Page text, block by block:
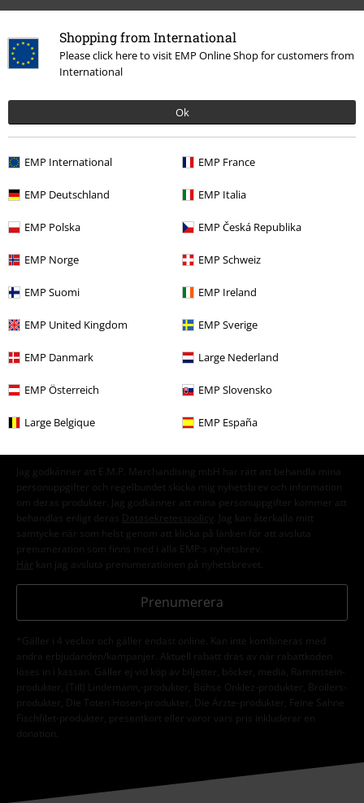
Shopping from International
Please click here to visit EMP Online Shop for customers from
International
Ok
EMP International EMP France
EMP Deutschland EMP Italia
EMP Polska EMP Česká Republika
EMP Norge EMP Schweiz
EMP Suomi EMP Ireland
EMP United Kingdom EMP Sverige
EMP Danmark Large Nederland
EMP Österreich EMP Slovensko
Large Belgique EMP España
More categories. More options.
Kläder & accessoarer Ryggsäckar
Killar Accessoarer
Tjejer Accessoarer
Accessoarer
Nyhetsbrev
15% rabatt när du registrerar dig för vårt
nyhetsbrev!
Mer
Jag godkänner att E.M.P. Merchandising mbH har rätt att behandla mina
personuppgifter och regelbundet skicka mig nyhetsbrev och information
om deras produkter. Jag godkänner att mina personuppgifter kommer att
behandlas enligt deras
Datasekretesspolicy
. Jag kan återkalla mitt
samtycke när som helst genom att klicka på länken för att avsluta
prenumeration som finns med i alla EMP:s nyhetsbrev.
Här kan jag avsluta prenumerationen på nyhetsbrevet.
Prenumerera
*Gäller i 4 veckor och gäller endast online. Kan inte kombineras med
andra erbjudanden/kampanjer. Aktuell rabatt dras av när rabattkoden
löses in i kassan. Gäller ej vid köp av biljetter, böcker, media, Rammstein-
produkter, (Till) Lindemann,-produkter, Böhse Onklez-produkter, Broilers-
produkter, Die Toten Hosen-produkter, Die Ärzte-produkter, Feine Sahne
Fischfilet-produkter, presentkort eller varor vars pris inkluderar en
donation.